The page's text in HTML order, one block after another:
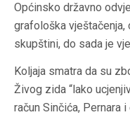
Općinsko državno
grafološka
skupštini, do sada je
Koljaja smatra da su
Živog zida “lako
račun Sinčića, Pernara